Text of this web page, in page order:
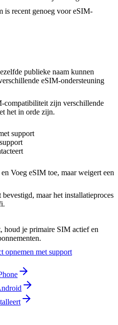
is recent genoeg voor eSIM-
publieke naam kunnen
eSIM-ondersteuning
compatibiliteit zijn verschillende
het in orde zijn.
support
Voeg eSIM toe, maar weigert een
maar het installatieproces
houd je primaire SIM actief en
opnemen met support